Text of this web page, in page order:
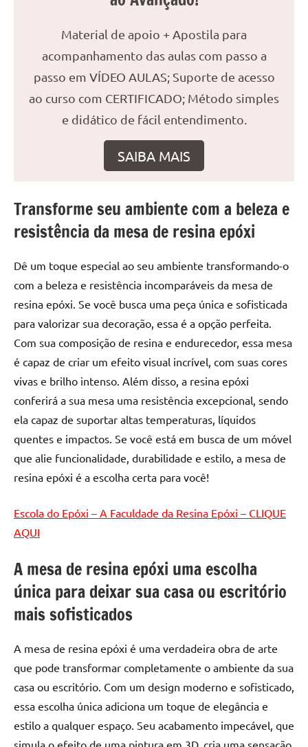
tendências
criar
qualidade,
como
as
River
Tables
e
mesas
de
resinadas.
Material de apoio + Apostila para
acompanhamento das aulas com passo a
passo em VÍDEO AULAS; Suporte de acesso
ao curso com CERTIFICADO; Método simples
e didático de fácil entendimento.
SAIBA MAIS
Transforme seu ambiente com a beleza e
resistência da mesa de resina epóxi
Dê um toque especial ao seu ambiente transformando-o
com a beleza e resistência incomparáveis da mesa de
resina epóxi. Se você busca uma peça única e sofisticada
para valorizar sua decoração, essa é a opção perfeita.
Com sua composição de resina e endurecedor, essa mesa
é capaz de criar um efeito visual incrível, com suas cores
vivas e brilho intenso. Além disso, a resina epóxi
conferirá a sua mesa uma resistência excepcional, sendo
ela capaz de suportar altas temperaturas, líquidos
quentes e impactos. Se você está em busca de um móvel
que alie funcionalidade, durabilidade e estilo, a mesa de
resina epóxi é a escolha certa para você!
Escola do Epóxi – A Faculdade da Resina Epóxi – CLIQUE
AQUI
A mesa de resina epóxi uma escolha
única para deixar sua casa ou escritório
mais sofisticados
A mesa de resina epóxi é uma verdadeira obra de arte
que pode transformar completamente o ambiente da sua
casa ou escritório. Com um design moderno e sofisticado,
essa escolha única adiciona um toque de elegância e
estilo a qualquer espaço. Seu acabamento impecável, que